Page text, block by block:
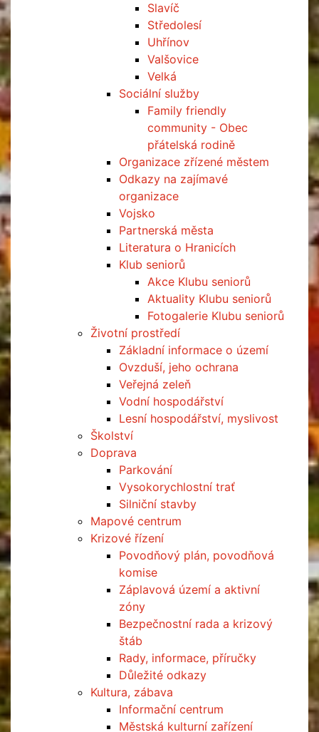
Slavíč
Středolesí
Uhřínov
Valšovice
Velká
Sociální služby
Family friendly
community - Obec
přátelská rodině
Organizace zřízené městem
Odkazy na zajímavé
organizace
Vojsko
Partnerská města
Literatura o Hranicích
Klub seniorů
Akce Klubu seniorů
Aktuality Klubu seniorů
Fotogalerie Klubu seniorů
Životní prostředí
Základní informace o území
Ovzduší, jeho ochrana
Veřejná zeleň
Vodní hospodářství
Lesní hospodářství, myslivost
Školství
Doprava
Parkování
Vysokorychlostní trať
Silniční stavby
Mapové centrum
Krizové řízení
Povodňový plán, povodňová
komise
Záplavová území a aktivní
zóny
Bezpečnostní rada a krizový
štáb
Rady, informace, příručky
Důležité odkazy
Kultura, zábava
Informační centrum
Městská kulturní zařízení